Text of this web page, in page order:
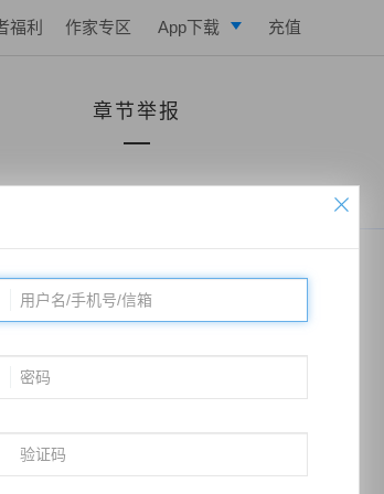
福利 作家专区 App下载
写作助手
充值
章节举报
婆荒岛求生的日子——第八十八章 一丝生机
敏感 暴力低俗